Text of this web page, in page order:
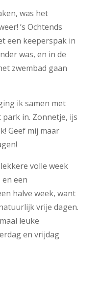
was het
’s Ochtends
een keeperspak in
was, en in de
zwembad gaan
ik samen met
in. Zonnetje, ijs
Geef mij maar
volle week
een
halve week, want
vrije dagen.
leuke
en vrijdag